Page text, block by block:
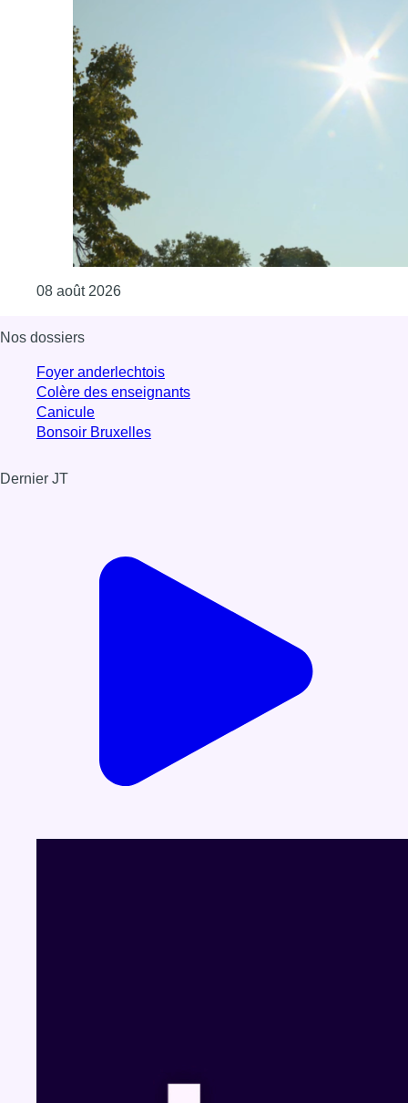
08 août 2026Consulter l'article "Météo: du soleil et
Nos dossiers
Foyer anderlechtois
Colère des enseignants
Canicule
Bonsoir Bruxelles
Dernier JT